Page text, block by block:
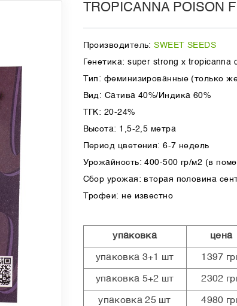
TROPICANNA POISON
Производитель:SWEET SEEDS
Генетика: super strong x tropicanna
Тип: феминизированные (только
Вид: Сатива 40%/Индика 60%
ТГК: 20-24%
Высота: 1,5-2,5 метра
Период цветения: 6-7 недель
Урожайность: 400-500 гр/м2 (в
Сбор урожая: вторая половина
Трофеи: не известно
упаковка цена
упаковка 3+1 шт 1397
упаковка 5+2 шт 2302
упаковка 25 шт 4980